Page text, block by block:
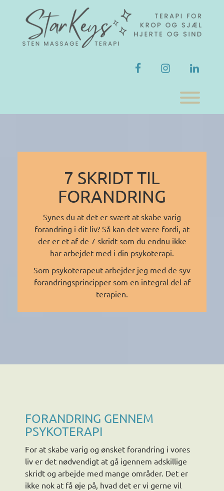
facebookinstagram
7 SKRIDT TIL
FORANDRING
Synes du at det er svært at skabe varig
forandring i dit liv? Så kan det være fordi, at
der er et af de 7 skridt som du endnu ikke
har arbejdet med i din psykoterapi.
Som psykoterapeut arbejder jeg med de syv
forandringsprincipper som en integral del af
terapien.
FORANDRING GENNEM
PSYKOTERAPI
For at skabe varig og ønsket forandring i vores
liv er det nødvendigt at gå igennem adskillige
skridt og arbejde med mange områder. Det er
ikke nok at få øje på, hvad det er vi gerne vil